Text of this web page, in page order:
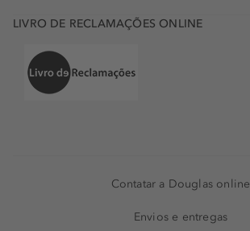
LIVRO DE RECLAMAÇÕES ONLINE
Contatar a Douglas online
Envios e entregas